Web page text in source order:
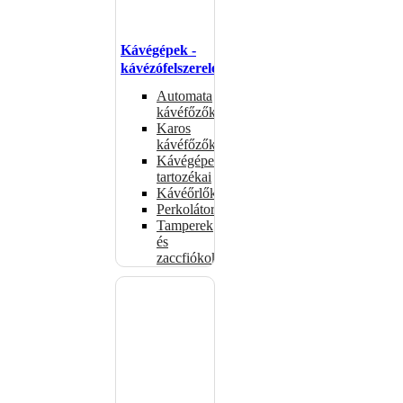
Kávégépek -
kávézófelszerelés
Automata
kávéfőzők
Karos
kávéfőzők
Kávégépek
tartozékai
Kávéőrlők
Perkolátorok
Tamperek
és
zaccfiókok